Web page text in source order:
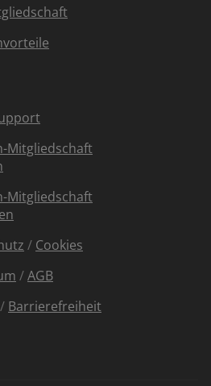
Mitgliedschaft
Mitgliedschaft
/ Cookies
/AGB
/ Barrierefreiheit